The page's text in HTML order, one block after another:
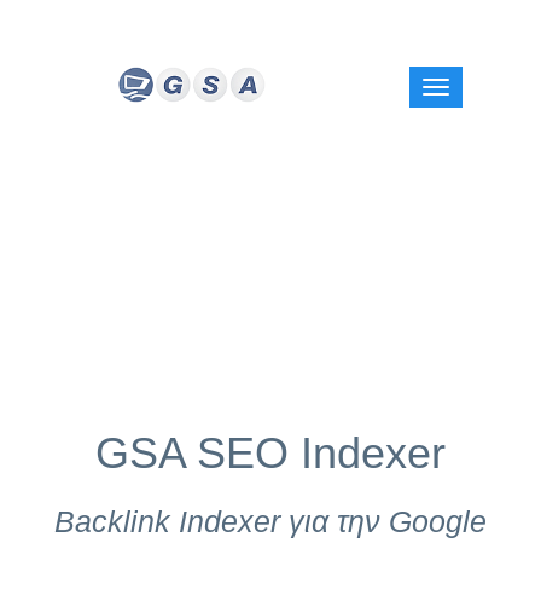
GSA SEO Indexer
Backlink Indexer για την Google